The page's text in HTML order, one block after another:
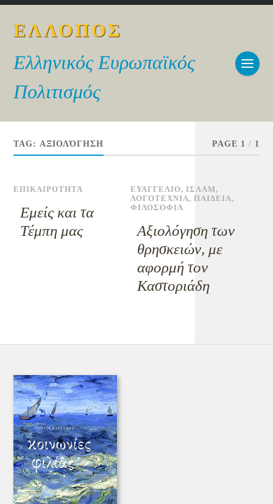
ΕΛΛΟΠΟΣ
Ελληνικός Ευρωπαϊκός
Πολιτισμός
TAG:ΑΞΙΟΛΌΓΗΣΗ PAGE 1 / 1
ΕΠΙΚΑΙΡΟΤΗΤΑ
Εμείς και τα
Τέμπη μας
ΕΥΑΓΓΕΛΙΟ, ΙΣΛΑΜ,
ΛΟΓΟΤΕΧΝΙΑ, ΠΑΙΔΕΙΑ,
ΦΙΛΟΣΟΦΙΑ
Αξιολόγηση των
θρησκειών, με
αφορμή τον
Καστοριάδη